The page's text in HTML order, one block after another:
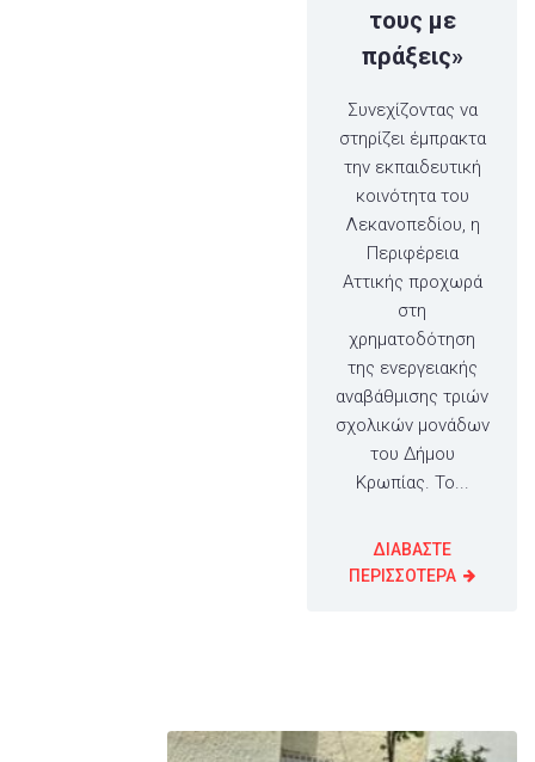
τους με
πράξεις»
Συνεχίζοντας να
στηρίζει έμπρακτα
την εκπαιδευτική
κοινότητα του
Λεκανοπεδίου, η
Περιφέρεια
Αττικής προχωρά
στη
χρηματοδότηση
της ενεργειακής
αναβάθμισης τριών
σχολικών μονάδων
του Δήμου
Κρωπίας. Το...
ΔΙΑΒΑΣΤΕ
ΠΕΡΙΣΣΟΤΕΡΑ